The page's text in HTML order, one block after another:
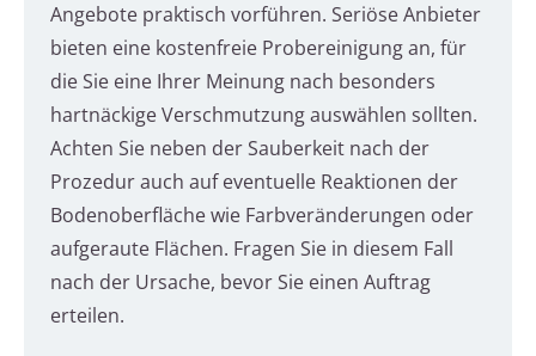
Angebote praktisch vorführen. Seriöse Anbieter
bieten eine kostenfreie Probereinigung an, für
die Sie eine Ihrer Meinung nach besonders
hartnäckige Verschmutzung auswählen sollten.
Achten Sie neben der Sauberkeit nach der
Prozedur auch auf eventuelle Reaktionen der
Bodenoberfläche wie Farbveränderungen oder
aufgeraute Flächen. Fragen Sie in diesem Fall
nach der Ursache, bevor Sie einen Auftrag
erteilen.